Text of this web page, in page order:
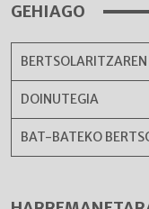
GEHIAGO
DOINUTEGIA
BAT-BATEKO